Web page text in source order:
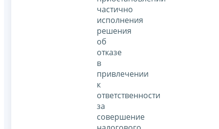
частично
исполнения
решения
об
отказе
в
привлечении
к
ответственности
за
совершение